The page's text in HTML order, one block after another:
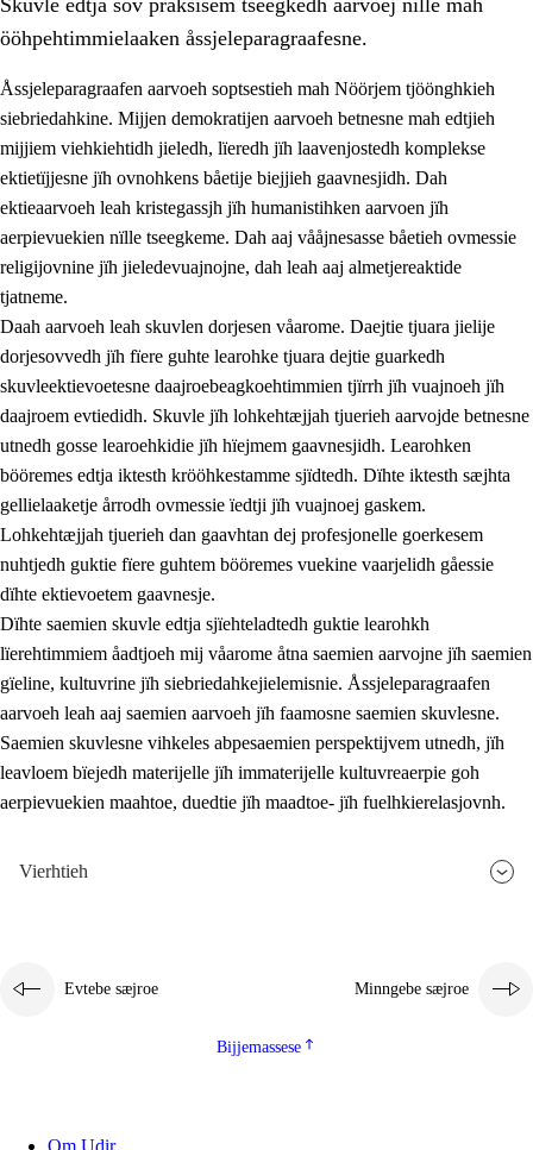
1. Lïerehtimmien aarvoevåarome
1.1 Almetjeaarvoe
1.2 Identiteete jïh kulturellen gellievoete
1.3
1.4
Skaepiedimmievoeteaavoe, eadtjohkevoete jïh
goerehtimmievæljoe
1.5 Eatnemem krööhkestidh jïh byjresegoerkesevoete
1.6 Demokratije jïh meatanårrome
Skuvle edtja sov praksisem tseegkedh aarvoej nïlle mah
ööhpehtimmielaaken åssjeleparagraafesne.
Åssjeleparagraafen aarvoeh soptsestieh mah Nöörjem tjöönghkieh
siebriedahkine. Mijjen demokratijen aarvoeh betnesne mah edtjieh
mijjiem viehkiehtidh jieledh, lïeredh jïh laavenjostedh komplekse
ektietïjjesne jïh ovnohkens båetije biejjieh gaavnesjidh. Dah
ektieaarvoeh leah kristegassjh jïh humanistihken aarvoen jïh
aerpievuekien nïlle tseegkeme. Dah aaj vååjnesasse båetieh ovmessie
religijovnine jïh jieledevuajnojne, dah leah aaj almetjereaktide
tjatneme.
Daah aarvoeh leah skuvlen dorjesen våarome. Daejtie tjuara jielije
dorjesovvedh jïh fïere guhte learohke tjuara dejtie guarkedh
skuvleektievoetesne daajroebeagkoehtimmien tjïrrh jïh vuajnoeh jïh
daajroem evtiedidh. Skuvle jïh lohkehtæjjah tjuerieh aarvojde betnesne
utnedh gosse learoehkidie jïh hïejmem gaavnesjidh. Learohken
bööremes edtja iktesth krööhkestamme sjïdtedh. Dïhte iktesth sæjhta
gellielaaketje årrodh ovmessie ïedtji jïh vuajnoej gaskem.
Lohkehtæjjah tjuerieh dan gaavhtan dej profesjonelle goerkesem
nuhtjedh guktie fïere guhtem bööremes vuekine vaarjelidh gåessie
dïhte ektievoetem gaavnesje.
Dïhte saemien skuvle edtja sjïehteladtedh guktie learohkh
lïerehtimmiem åadtjoeh mij våarome åtna saemien aarvojne jïh saemien
gïeline, kultuvrine jïh siebriedahkejielemisnie. Åssjeleparagraafen
aarvoeh leah aaj saemien aarvoeh jïh faamosne saemien skuvlesne.
Saemien skuvlesne vihkeles abpesaemien perspektijvem utnedh, jïh
leavloem bïejedh materijelle jïh immaterijelle kultuvreaerpie goh
aerpievuekien maahtoe, duedtie jïh maadtoe- jïh fuelhkierelasjovnh.
Vierhtieh
Evtebe sæjroe Minngebe sæjroe
Bijjemassese